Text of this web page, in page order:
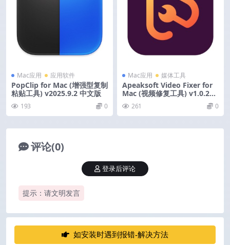
Mac应用 应用软件
PopClip for Mac (增强型复制
粘贴工具) v2025.9.2 中文版
193 0
Mac应用 媒体工具
Apeaksoft Video Fixer for
Mac (视频修复工具) v1.0.20
激活版
261 0
评论(0)
提示：请文明发言
登录后评论
如安装时遇到报错-解决方法